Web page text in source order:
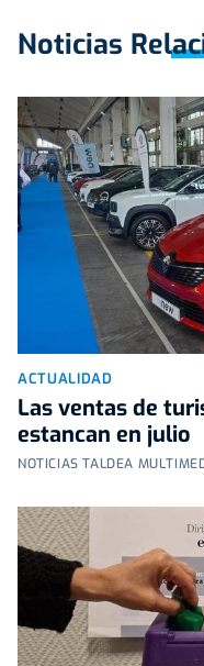
Noticias
ACTUALIDAD
Las ventas de
estancan en julio
NOTICIAS TALDEA